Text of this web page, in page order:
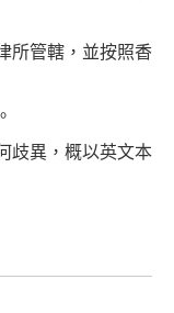
所管轄，並按照香
歧異，概以英文本